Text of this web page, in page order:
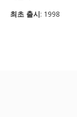
최초 출시: 1998